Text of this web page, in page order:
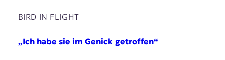
BIRD IN FLIGHT
„Ich habe sie im Genick getroffen“